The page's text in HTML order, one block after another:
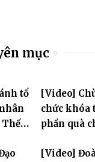
mục
tổ
Thế
[Video]
chức khóa
phần quà
[Video]